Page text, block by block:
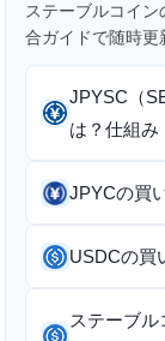
ステーブルコイ
合ガイドで随時更
JPYSC（
は？仕組み
JPYCの買
USDCの買
ステーブ